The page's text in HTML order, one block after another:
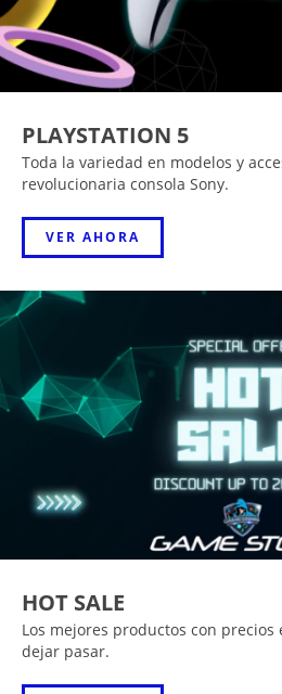
PLAYSTATION 5
Toda la variedad en modelos y
revolucionaria consola Sony.
VER AHORA
HOT SALE
Los mejores productos con
dejar pasar.